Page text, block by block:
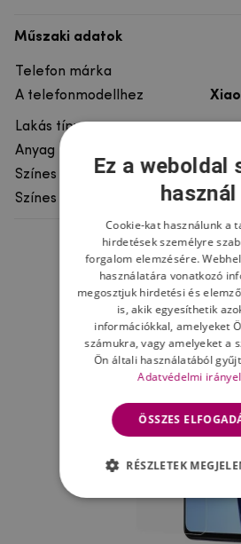
Műszaki adatok
Telefon márka
A telefonmodellhez
Lakás típusa
Anyag
Színes
Színes motívum
Ne
Ez a weboldal
használ
Cookie-kat használunk a
hirdetések személyre
forgalom elemzésére.
használatára vonatkozó
megosztjuk hirdetési és
is, akik egyesíthetik
információkkal, amelyeket
számukra, vagy amelyeket a
Ön általi használatából
Adatvédelmi
ÖSSZES
RÉSZLETEK